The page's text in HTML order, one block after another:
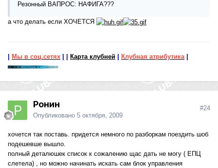
Резонный ВАПРОС: НАФИГА???
а что делать если ХОЧЕТСЯ
Мы в соц.сетях Карта клубней Клубная атрибутика|
Ронин
Опубликовано 5 октября, 2009
#24
хочется так поставь. придется немного по разборкам поездить шоб
подешевше вышло.
полный деталюшек список к сожалению щас дать не могу ( ЕПЦ
слетела) , но можно начинать искать сам блок управления